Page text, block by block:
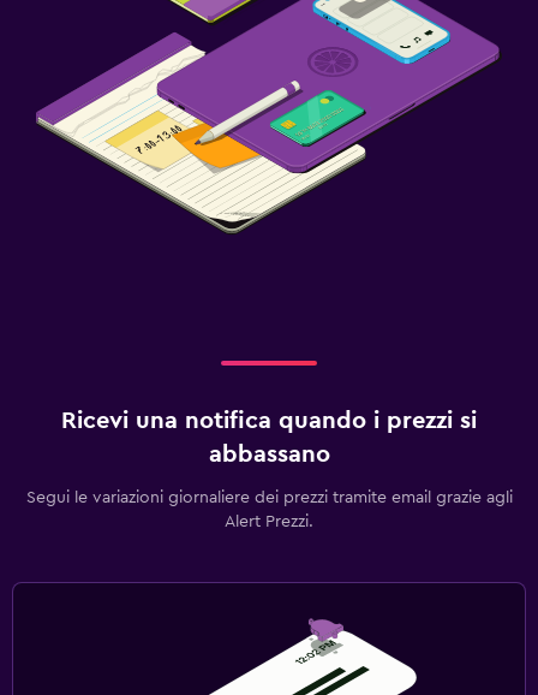
Ricevi una notifica quando i prezzi si
abbassano
Segui le variazioni giornaliere dei prezzi tramite email grazie agli
Alert Prezzi.